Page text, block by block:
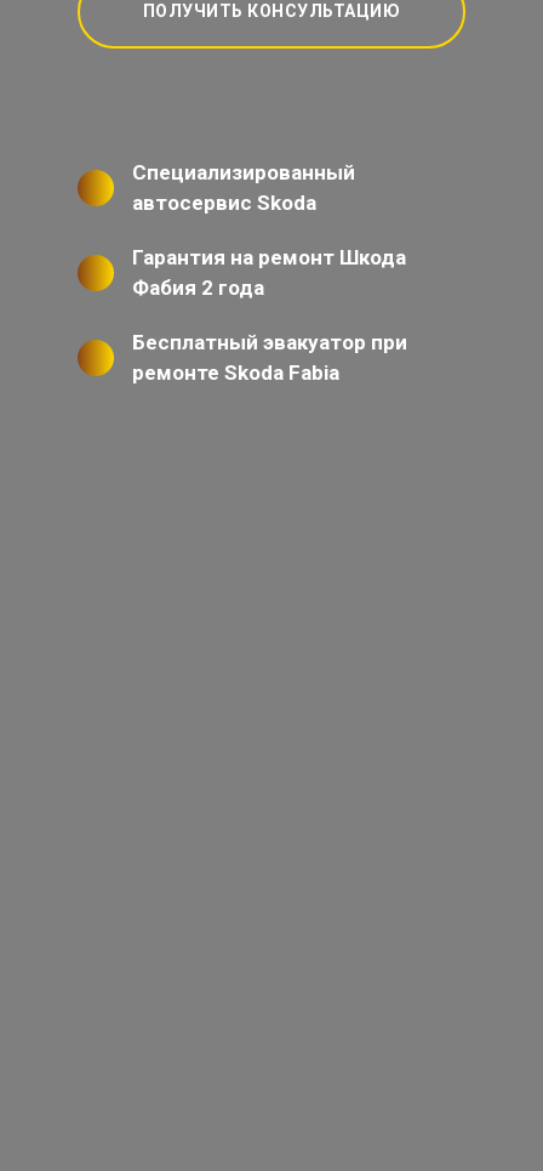
ПОЛУЧИТЬ КОНСУЛЬТАЦИЮ
Специализированный
автосервис Skoda
Гарантия на ремонт Шкода
Фабия 2 года
Бесплатный эвакуатор при
ремонте Skoda Fabia